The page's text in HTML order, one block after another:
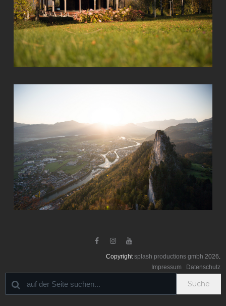
  
Copyrightsplash productions gmbh 2026.
Impressum
Datenschutz
Suche